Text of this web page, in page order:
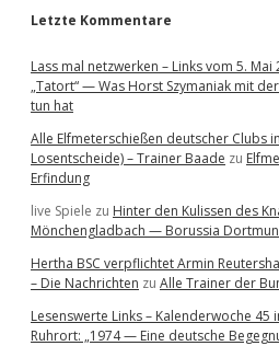
Letzte Kommentare
Lass mal netzwerken – Links vom 5.
„Tatort“ — Was Horst Szymaniak mit
tun hat
Alle Elfmeterschießen deutscher Clubs
Losentscheide) – Trainer Baade zu
Erfindung
live Spiele zu Hinter den Kulissen des
Mönchengladbach — Borussia
Hertha BSC verpflichtet Armin
– Die Nachrichten zu Alle Trainer der
Lesenswerte Links – Kalenderwoche 45
Ruhrort: „1974 — Eine deutsche